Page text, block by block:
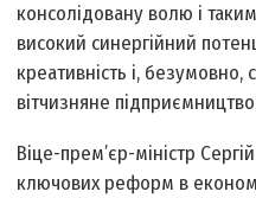
консолідовану волю і
високий синергійний
креативність і,
вітчизняне підприємництво
Віце-прем’єр-міністр
ключових реформ в